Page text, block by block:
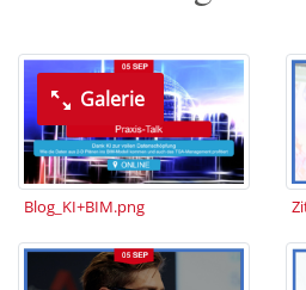
Blog_KI+BIM.png
Galerie